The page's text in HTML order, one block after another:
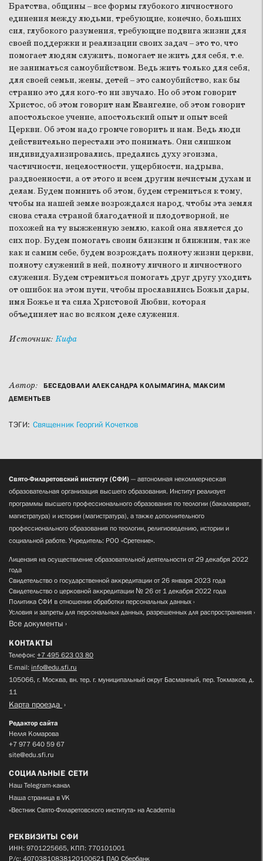
Братства, общины – все формы глубокого личностного
единения между людьми, требующие, конечно, больших
сил, глубокого разумения, требующие подвига жизни для
своей поддержки и реализации своих задач – это то, что
помогает людям служить, помогает не жить для себя, т.е.
не заниматься самоубийством. Ведь жить только для себя,
для своей семьи, жены, детей – это самоубийство, как бы
странно это для кого-то ни звучало. Но об этом говорит
Христос, об этом говорит нам Евангелие, об этом говорит
апостольское учение, апостольский опыт и опыт всей
Церкви. Об этом надо громче говорить и нам. Ведь люди
действительно перестали это понимать. Они слишком
индивидуализировались, предались духу эгоизма,
частичности, нецелостности, ущербности, надрыва,
раздвоенности, а от этого и всем другим нечистым духам и
делам. Будем помнить об этом, будем стремиться к тому,
чтобы на нашей земле возрождался народ, чтобы эта земля
снова стала страной благодатной и плодотворной, не
похожей на ту выжженную землю, какой она является до
сих пор. Будем помогать своим близким и ближним, так же
как и самим себе, будем возрождать полноту жизни церкви,
полноту служений в ней, полноту личного и личностного
служения. Будем стремиться помогать друг другу уходить
от ошибок на этом пути, чтобы прославились Божьи дары,
имя Божье и та сила Христовой Любви, которая
объединяет нас во всяком деле служения.
Источник: Кифа
Автор:
БЕСЕДОВАЛИ АЛЕКСАНДРА КОЛЫМАГИНА, МАКСИМ
ДЕМЕНТЬЕВ
ТЭГИ: Священник Георгий Кочетков
Свято-Филаретовский институт (СФИ) — автономная некоммерческая
образовательная организация высшего образования. Институт реализует
программы высшего профессионального образования по теологии (бакалавриат,
магистратура) и истории (магистратура), а также дополнительного
профессионального образования по теологии, религиоведению, истории и
социальной работе. Учредитель: РОО «Сретение».
Лицензия на осуществление образовательной деятельности от 29 декабря 2022
года
Свидетельство о государственной аккредитации от 26 января 2023 года
Свидетельство о церковной аккредитации № 26 от 1 декабря 2022 года
Политика СФИ в отношении обработки персональных данных
Условия и запреты для персональных данных, разрешенных для распространения
Все документы
КОНТАКТЫ
Телефон: +7 495 623 03 80
E-mail: info@edu.sfi.ru
105066, г. Москва, вн. тер. г. муниципальный округ Басманный, пер. Токмаков, д.
11
Карта проезда
Редактор сайта
Нелля Комарова
+7 977 640 59 67
site@edu.sfi.ru
СОЦИАЛЬНЫЕ СЕТИ
Наш Telegram-канал
Наша страница в VK
«Вестник Свято-Филаретовского института» на Academia
РЕКВИЗИТЫ СФИ
ИНН: 9701225665, КПП: 770101001
Р/с: 40703810838120100621 ПАО Сбербанк